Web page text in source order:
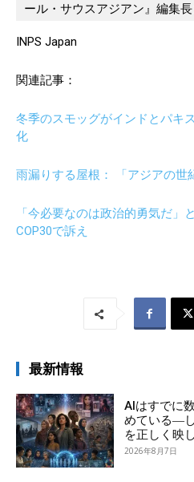
ール・サウスアジアン』編集
INPS Japan
関連記事：
冬季のスモッグがインドとパキ
化
雨漏りする屋根： 「アジアの世
「今必要なのは政治的勇気だ」
COP30で訴え
最新情報
AIはすでに
めている―
を正しく映
2026年8月7日